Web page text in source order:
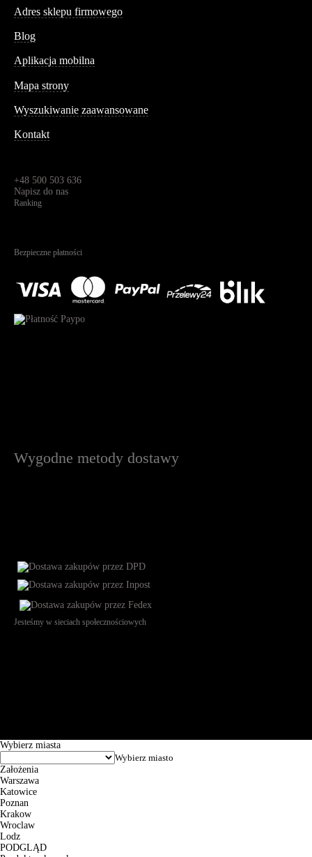
Adres sklepu firmowego
Blog
Aplikacja mobilna
Mapa strony
Wyszukiwanie zaawansowane
Kontakt
+48 500 503 636
Napisz do nas
Ranking
Bezpieczne płatności
Wygodne metody dostawy
Jesteśmy w sieciach społecznościowych
Wybierz miasta
Założenia
Warszawa
Katowice
Poznan
Krakow
Wroclaw
Lodz
PODGLĄD